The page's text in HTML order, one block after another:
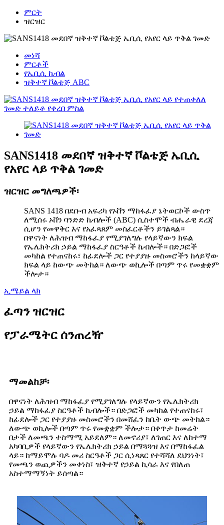
ምርት
ዝርዝር
መነሻ
ምርቶች
የኤቢሲ ኬብል
ዝቅተኛ ቮልቴጅ ABC
SANS1418 መደበኛ ዝቅተኛ ቮልቴጅ ኤቢሲ
የአየር ላይ ጥቅል ገመድ
ዝርዝር መግለጫዎች፡
SANS 1418 በደቡብ አፍሪካ የኦቨን ማከፋፈያ ኔትወርኮች ውስጥ
ለሚሰሩ ኦቨን ባንድድ ኬብሎች (ABC) ሲስተሞች ብሔራዊ ደረጃ
ሲሆን የመዋቅር እና የአፈጻጸም መስፈርቶችን ይገልጻል።
በዋናነት ለሕዝብ ማከፋፈያ የሚያገለግሉ የላይኛውን ክፍል
የኤሌክትሪክ ኃይል ማከፋፈያ ስርዓቶች ኬብሎች። በድጋፎች
መካከል የተጠናከሩ፣ ከፊደሎች ጋር የተያያዙ መስመሮችን ከላይኛው
ክፍል ላይ ከውጭ መትከል። ለውጭ ወኪሎች በጣም ጥሩ የመቋቋም
ችሎታ።
ኢሜይል ላክ
ፈጣን ዝርዝር
የፓራሜትር ሰንጠረዥ
ማመልከቻ፡
በዋናነት ለሕዝብ ማከፋፈያ የሚያገለግሉ የላይኛውን የኤሌክትሪክ
ኃይል ማከፋፈያ ስርዓቶች ኬብሎች። በድጋፎች መካከል የተጠናከሩ፣
ከፊደሎች ጋር የተያያዙ መስመሮችን በመሸፈን ከቤት ውጭ መትከል።
ለውጭ ወኪሎች በጣም ጥሩ የመቋቋም ችሎታ። በቀጥታ ከመሬት
በታች ለመጫን ተስማሚ አይደለም። ለመኖሪያ፣ ለገጠር እና ለከተማ
አካባቢዎች የላይኛውን የኤሌክትሪክ ኃይል በማጓጓዝ እና በማከፋፈል
ላይ። ከማይሞሉ ባዶ መሪ ስርዓቶች ጋር ሲነጻጸር የተሻሻለ ደህንነት፣
የመጫን ወጪዎችን መቀነስ፣ ዝቅተኛ የኃይል ኪሳራ እና የበለጠ
አስተማማኝነት ይሰጣል።